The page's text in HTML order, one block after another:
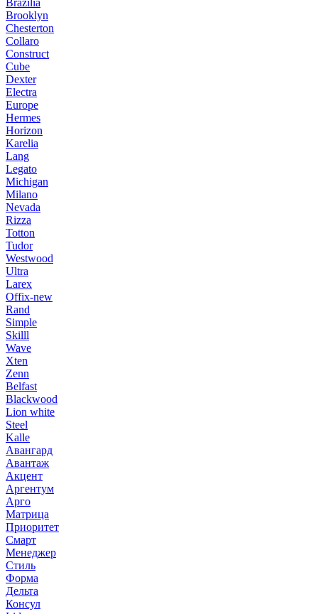
Brazilia
Brooklyn
Chesterton
Collaro
Construct
Cube
Dexter
Electra
Europe
Hermes
Horizon
Karelia
Lang
Legato
Michigan
Milano
Nevada
Rizza
Totton
Tudor
Westwood
Ultra
Larex
Offix-new
Rand
Simple
Skilll
Wave
Xten
Zenn
Belfast
Blackwood
Lion white
Steel
Kalle
Авангард
Авантаж
Акцент
Аргентум
Арго
Матрица
Приоритет
Смарт
Менеджер
Стиль
Форма
Дельта
Консул